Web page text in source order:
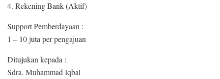
4. Rekening Bank (Aktif)
Support Pemberdayaan :
1 – 10 juta per pengajuan
Ditujukan kepada :
Sdra. Muhammad Iqbal